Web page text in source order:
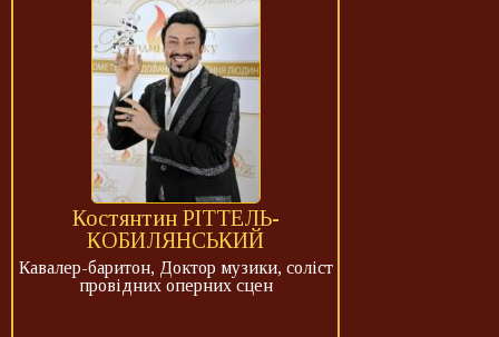
Костянтин РІТТЕЛЬ-
КОБИЛЯНСЬКИЙ
Кавалер-баритон, Доктор музики, соліст
провідних оперних сцен